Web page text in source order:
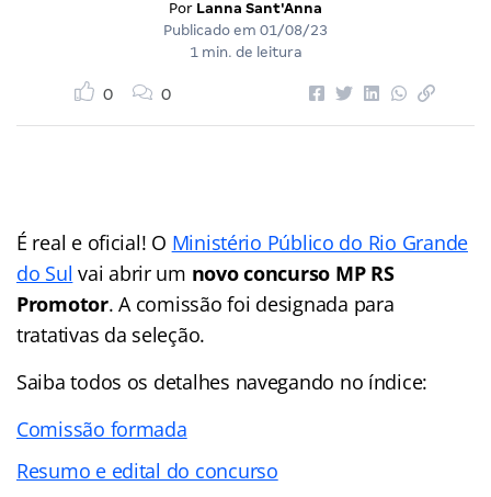
Por Lanna Sant'Anna
Publicado em 01/08/23
1 min. de leitura
0 0
É real e oficial! O Ministério Público do Rio Grande
do Sul vai abrir um novo concurso MP RS
Promotor. A comissão foi designada para
tratativas da seleção.
Saiba todos os detalhes navegando no índice:
Comissão formada
Resumo e edital do concurso